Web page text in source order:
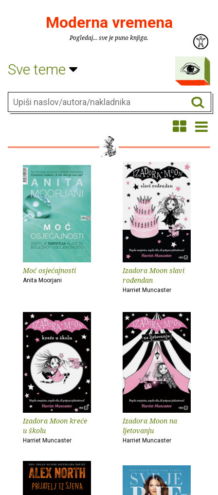
Moderna vremena
Pogledaj... sve je puno knjiga.
Sve teme
Moć osjećajnosti
Anita Moorjani
Izadora Moon slavi
rođendan
Harriet Muncaster
Izadora Moon kreće
u školu
Harriet Muncaster
Izadora Moon na
ljetovanju
Harriet Muncaster